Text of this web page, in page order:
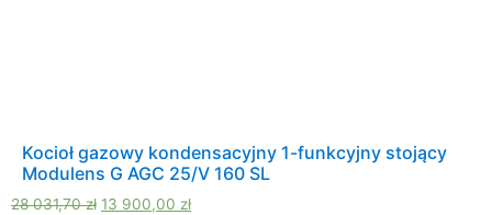
Kocioł gazowy kondensacyjny 1-funkcyjny stojący
Modulens G AGC 25/V 160 SL
28 031,70zł 13 900,00 zł